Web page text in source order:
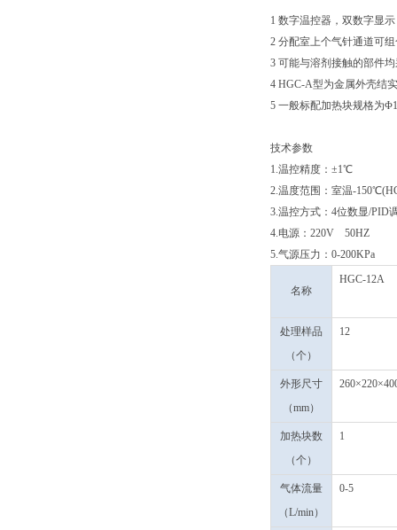
1 数字温控器，双数字显
2 分配室上个气针通道可
3 可能与溶剂接触的部件
4 HGC-A型为金属外壳结
5 一般标配加热块规格为
技术参数
1.温控精度：±1℃
2.温度范围：室温-
3.温控方式：4位数显/
4.电源：220V 50HZ
5.气源压力：0-200KPa
名称
HGC-12A
处理样品
（个）
12
外形尺寸
（mm）
加热块数
（个）
1
气体流量
（L/min）
0-5